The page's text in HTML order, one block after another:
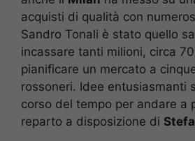
acquisti di qualità con
Sandro Tonali è stato quello
incassare tanti milioni, circa
pianificare un mercato a
rossoneri. Idee entusiasmanti
corso del tempo per andare a
reparto a disposizione di